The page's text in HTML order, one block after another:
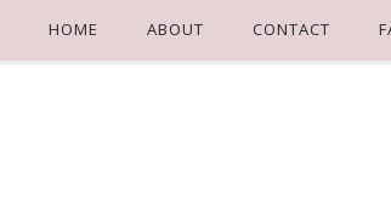
HOME ABOUT CONTACT